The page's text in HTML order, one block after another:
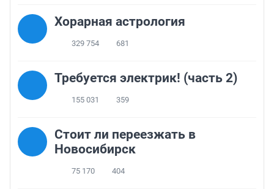
Хорарная астрология
329 754 681
Требуется электрик! (часть 2)
155 031 359
Стоит ли переезжать в
Новосибирск
75 170 404